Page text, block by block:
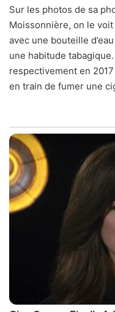
Sur les photos de sa
Moissonnière, on le
avec une bouteille
une habitude
respectivement en
en train de fumer une